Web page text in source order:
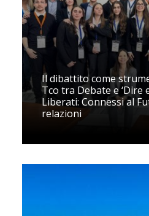
Il dibattito come
Tco tra Debate e ‘Dire
Liberati: Connessi al
relazioni